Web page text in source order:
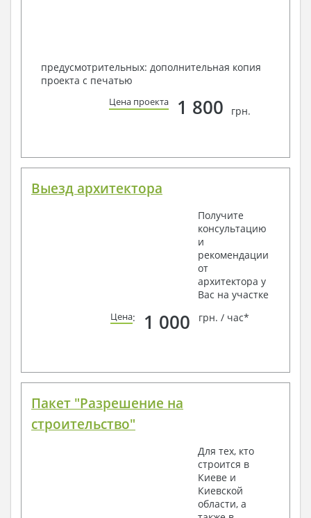
предусмотрительных: дополнительная копия
проекта с печатью
Цена проекта 1 800 грн.
Выезд архитектора
Получите
консультацию
и
рекомендации
от
архитектора у
Вас на участке
Цена: 1 000 грн. / час*
Пакет "Разрешение на
строительство"
Для тех, кто
строится в
Киеве и
Киевской
области, а